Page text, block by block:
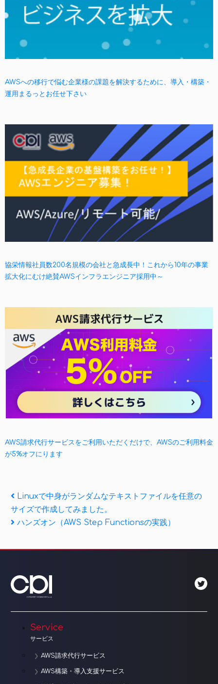
AWSへの移行で悩む企業様の課題を解決するために、導入・構築・
運用まるっとお任せ下さい
協栄情報社員数200名規模の会社と急成長中！これから10年の事業
拡大化にむけ絶賛AWSインフラエンジニア採用中～
AWS請求代行サービスをご利用いただくだけで、AWSのご利用料金
が5%オフにります
投
稿
ビ
ゲ
ー
シ
ョ
Previous
Post
Linuxで中身がランダムなテキストファイルを任意の
サイズで作成してみました。
Next
ハンズオン（AWS Step Functionsの実践）
Service
サービス
AWS請求代行サービス
AWS構築・導入支援サービス